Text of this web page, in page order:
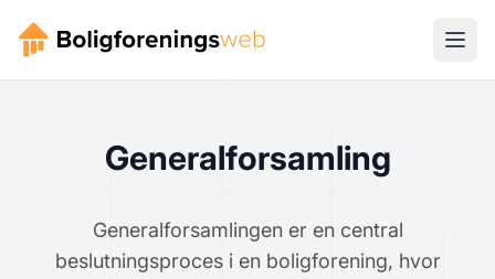
Generalforsamling
Generalforsamlingen er en central
beslutningsproces i en boligforening, hvor